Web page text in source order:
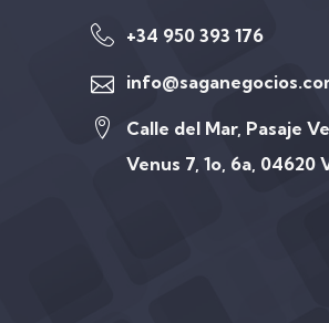
+34 950 393 176
Calle del Mar, Pasaje
Venus 7, 1o, 6a, 04620